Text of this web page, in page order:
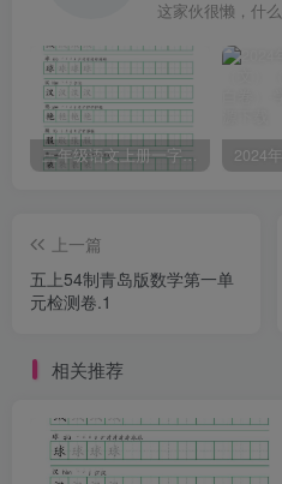
这家伙很懒，什
三年级语文上册一字三描红写字表字帖
上一篇
五上54制青岛版数学第一单
元检测卷.1
相关推荐